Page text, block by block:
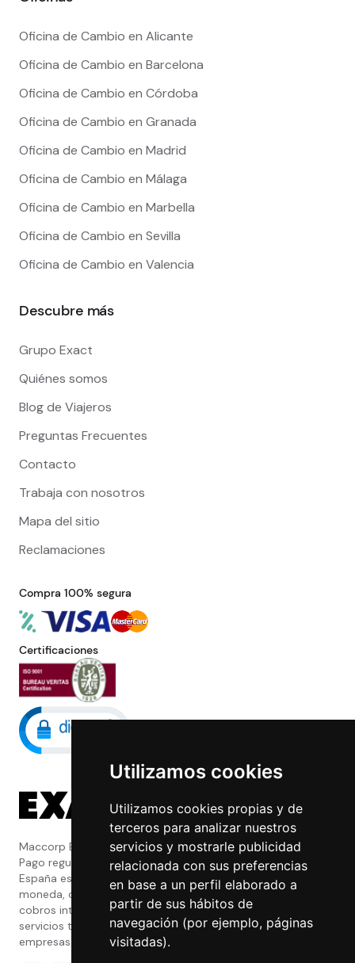
Utilizamos cookies
Utilizamos cookies propias y de
terceros para analizar nuestros
servicios y mostrarle publicidad
relacionada con sus preferencias
en base a un perfil elaborado a
partir de sus hábitos de
navegación (por ejemplo, páginas
visitadas).
Oficina de Cambio en Alicante
Oficina de Cambio en Barcelona
Oficina de Cambio en Córdoba
Oficina de Cambio en Granada
Oficina de Cambio en Madrid
Oficina de Cambio en Málaga
Oficina de Cambio en Marbella
Oficina de Cambio en Sevilla
Oficina de Cambio en Valencia
Descubre más
Grupo Exact
Quiénes somos
Blog de Viajeros
Preguntas Frecuentes
Contacto
Trabaja con nosotros
Mapa del sitio
Reclamaciones
Compra 100% segura
Certificaciones
Maccorp Exact Change es una Entidad de
Pago regulada y con licencia del Banco de
España especializada en cambio de
moneda, divisas, transferencias, pagos y
cobros internacionales que presta estos
servicios tanto a particulares como a
empresas.